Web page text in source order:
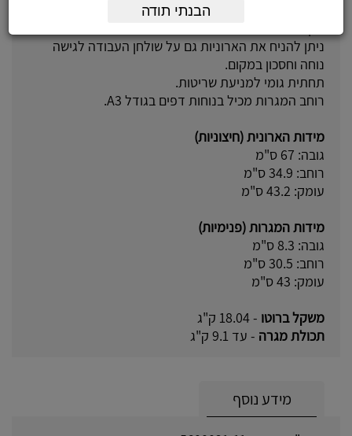
מבנה המספק חלל אחסון נוח לצרכי משרד קטנים ומעבר
ניתן להניח את הארוניות גם על שולחן העבודה לגישה
נוחה וחסכון במקום.
תחתית גומי למניעת שריטות.
רוחב המגרות מכיל בנוחות דפים בגודל A3.
מידות הארונית (חיצוניות)
גובה: 67 ס"מ
רוחב: 34.9 ס"מ
עומק: 43.2 ס"מ
מידות המגרות (פנימיות)
גובה: 8.3 ס"מ
רוחב: 30.5 ס"מ
עומק: 43 ס"מ
משקל ברוטו - 18.04 ק"ג
תכולת מגרה - עד 9.1 ק"ג
מידע נוסף
הבנתי תודה